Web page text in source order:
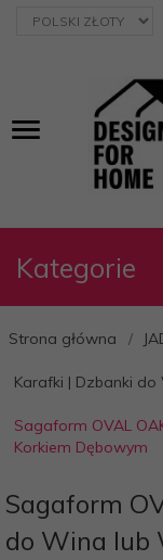
currency_h
Kategorie
Strona główna
Karafki | Dzbanki do
Sagaform OVAL
Korkiem Dębowym
Sagaform
do Wina lub